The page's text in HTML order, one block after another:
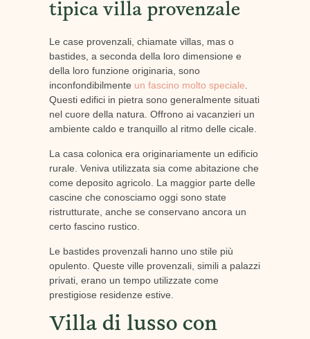
tipica villa provenzale
Le case provenzali, chiamate villas, mas o
bastides, a seconda della loro dimensione e
della loro funzione originaria, sono
inconfondibilmente un fascino molto speciale
Questi edifici in pietra sono generalmente situati
nel cuore della natura. Offrono ai vacanzieri un
ambiente caldo e tranquillo al ritmo delle cicale.
La casa colonica era originariamente un edificio
rurale. Veniva utilizzata sia come abitazione che
come deposito agricolo. La maggior parte delle
cascine che conosciamo oggi sono state
ristrutturate, anche se conservano ancora un
certo fascino rustico.
Le bastides provenzali hanno uno stile più
opulento. Queste ville provenzali, simili a palazzi
privati, erano un tempo utilizzate come
prestigiose residenze estive.
Villa di lusso con